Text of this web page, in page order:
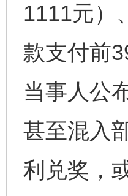
1111元）
款支付前
当事人公
甚至混入
利兑奖，